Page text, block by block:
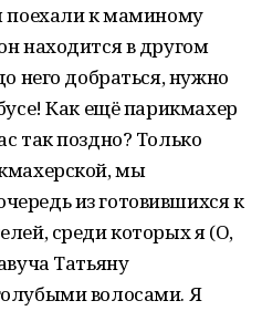
поехали к маминому
находится в другом
него добраться, нужно
Как ещё парикмахер
так поздно? Только
мы
из готовившихся к
среди которых я (О,
Татьяну
волосами. Я